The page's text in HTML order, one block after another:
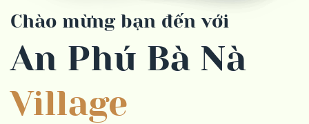
Chào mừng bạn đến với
An Phú Bà Nà
Village